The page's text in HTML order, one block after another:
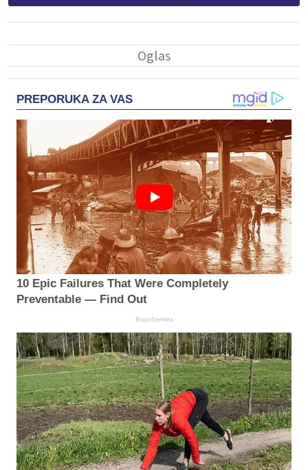
PREPORUKA ZA VAS
10 Epic Failures That Were Completely
Preventable — Find Out
Brainberries